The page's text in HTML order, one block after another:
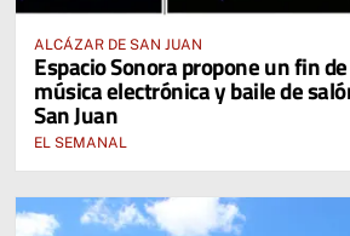
ALCÁZAR DE SAN JUAN
Espacio Sonora propone un fin
música electrónica y baile de
San Juan
EL SEMANAL